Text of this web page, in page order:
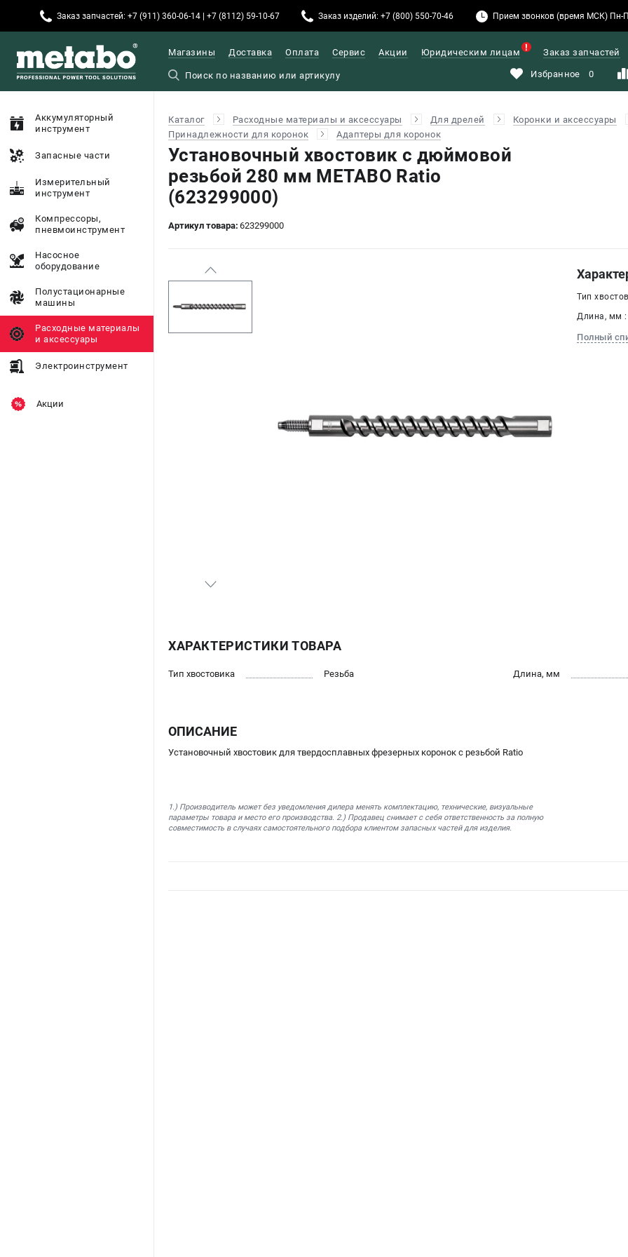
Заказ запчастей: +7 (911) 360-06-14 | +7 (8112) 59-10-67 Заказ изделий: +7 (800) 550-70-46 Прием звонков (время МСК) Пн-
Магазины Доставка Оплата Сервис Акции Юридическим лицам Заказ запчастей
Избранное 0
Аккумуляторный
инструмент
Запасные части
Измерительный
инструмент
Компрессоры,
пневмоинструмент
Насосное
оборудование
Полустационарные
машины
Расходные материалы
и аксессуары
Электроинструмент
Акции
Каталог Расходные материалы и аксессуары Для дрелей
Коронки и аксессуары
Принадлежности для коронок
Адаптеры для коронок
Установочный хвостовик с дюймовой
резьбой 280 мм METABO Ratio
(623299000)
Артикул товара: 623299000
Тип
Длина, мм :
Полный
ХАРАКТЕРИСТИКИ ТОВАРА
Тип хвостовика Резьба Длина, мм
ОПИСАНИЕ
Установочный хвостовик для твердосплавных фрезерных коронок с резьбой Ratio
1.) Производитель может без уведомления дилера менять комплектацию, технические, визуальные
параметры товара и место его производства. 2.) Продавец снимает с себя ответственность за полную
совместимость в случаях самостоятельного подбора клиентом запасных частей для изделия.